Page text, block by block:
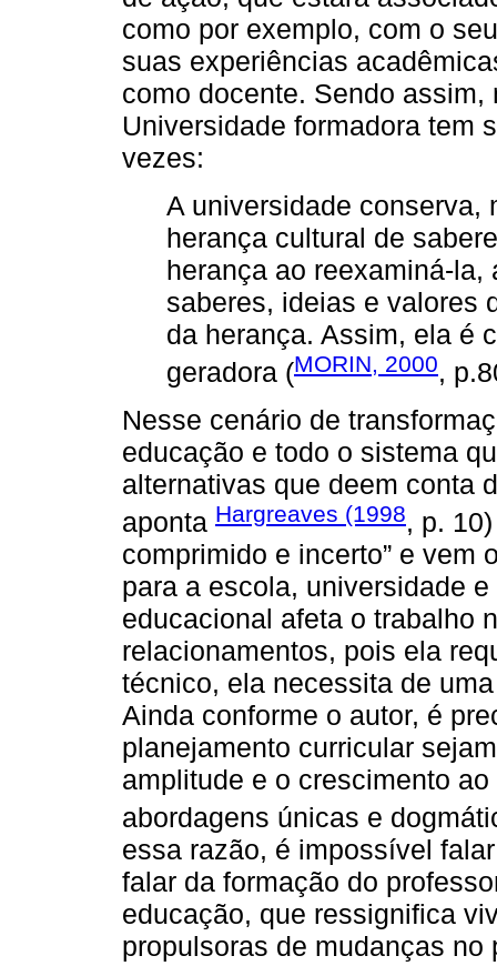
como por exemplo, com o
suas experiências
como docente. Sendo
Universidade formadora tem
vezes:
A universidade conserva,
herança cultural de
herança ao reexaminá-
saberes, ideias e valores
da herança. Assim, ela é
geradora (MORIN, 2000,
Nesse cenário de
educação e todo o sistema
alternativas que deem conta
aponta Hargreaves (1998, p.
comprimido e incerto” e vem
para a escola, universidade
educacional afeta o trabalho
relacionamentos, pois ela
técnico, ela necessita de
Ainda conforme o autor, é
planejamento curricular
amplitude e o crescimento
abordagens únicas e
essa razão, é impossível
falar da formação do
educação, que ressignifica
propulsoras de mudanças no